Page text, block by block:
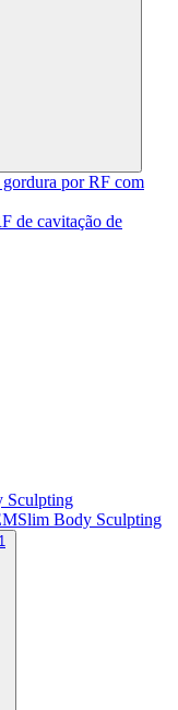
por RF com
de cavitação de
Sculpting
Body Sculpting